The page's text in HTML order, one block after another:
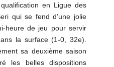
en Ligue des
qui se fend d’une jolie
heure de jeu pour servir
la surface (1-0, 32e).
sa deuxième saison
les belles dispositions